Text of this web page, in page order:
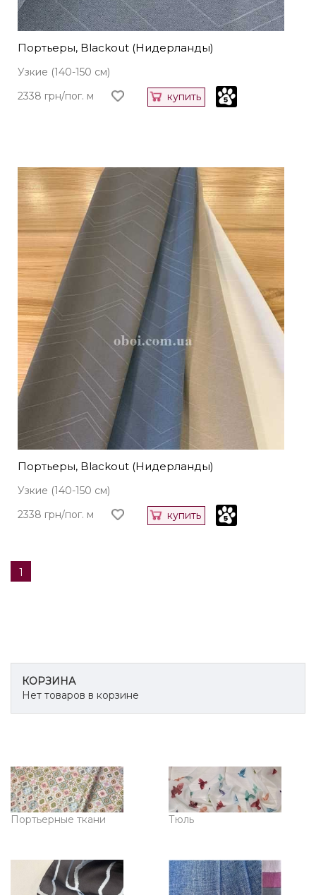
Портьеры, Blackout (Нидерланды)
Узкие (140-150 см)
2338 грн/пог. м
купить
Портьеры, Blackout (Нидерланды)
Узкие (140-150 см)
2338 грн/пог. м
купить
1
КОРЗИНА
Нет товаров в корзине
Портьерные ткани Тюль